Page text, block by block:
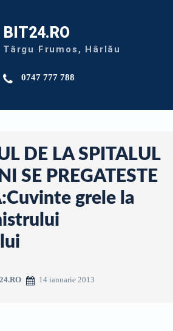
BIT24.RO
Frumos, Hârlău
0747 777 788
DE LA SPITALUL
SE PREGATESTE
grele la
14 ianuarie 2013